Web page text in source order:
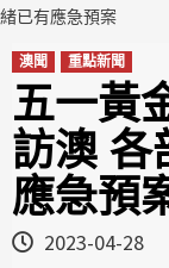
緒已有應急預案
澳聞 重點新聞
五一黃
訪澳 各
應急預
2023-04-28